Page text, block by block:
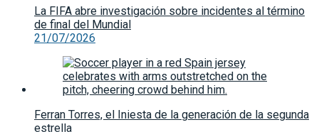
La FIFA abre investigación sobre incidentes al término
de final del Mundial
21/07/2026
Ferran Torres, el Iniesta de la generación de la segunda
estrella